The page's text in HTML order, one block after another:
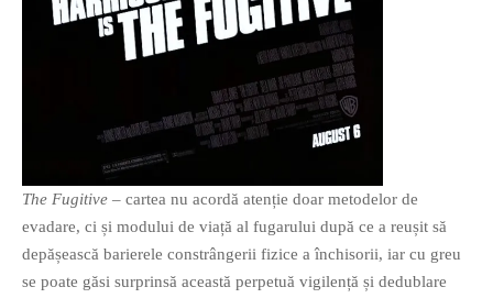
The Fugitive – cartea nu acordă atenție doar metodelor de
evadare, ci și modului de viață al fugarului după ce a reușit să
depășească barierele constrângerii fizice a închisorii, iar cu greu
se poate găsi surprinsă această perpetuă vigilență și dedublare